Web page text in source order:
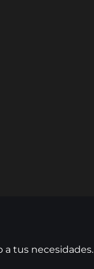
a tus necesidades.